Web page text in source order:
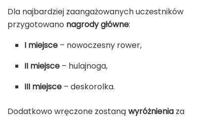
Dla najbardziej zaangażowanych uczestników
przygotowano nagrody główne:
I miejsce – nowoczesny rower,
II miejsce – hulajnoga,
III miejsce – deskorolka.
Dodatkowo wręczone zostaną wyróżnienia za